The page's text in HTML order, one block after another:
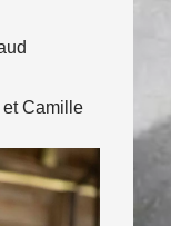
Camille